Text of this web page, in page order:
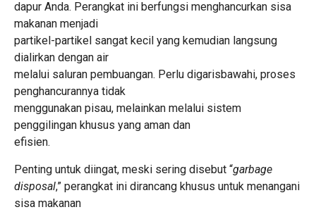
dapur Anda. Perangkat ini berfungsi menghancurkan sisa
makanan menjadi
partikel-partikel sangat kecil yang kemudian langsung
dialirkan dengan air
melalui saluran pembuangan. Perlu digarisbawahi, proses
penghancurannya tidak
menggunakan pisau, melainkan melalui sistem
penggilingan khusus yang aman dan
efisien.
Penting untuk diingat, meski sering disebut “garbage
disposal,” perangkat ini dirancang khusus untuk menangani
sisa makanan